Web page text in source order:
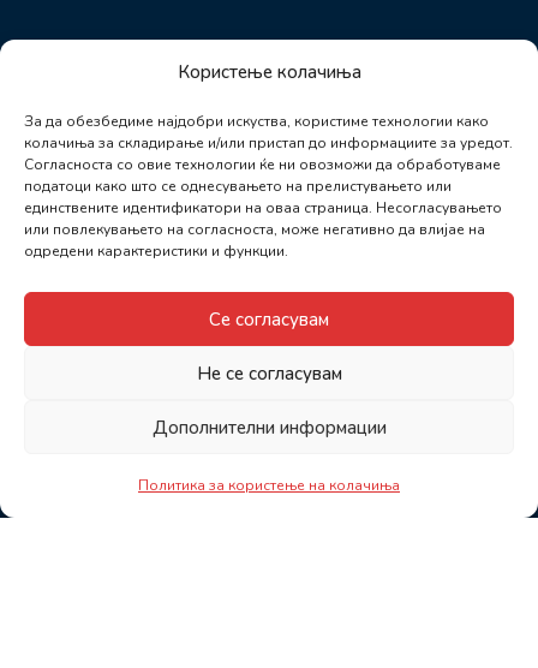
Користење колачиња
За да обезбедиме најдобри искуства, користиме технологии како
колачиња за складирање и/или пристап до информациите за уредот.
Согласноста со овие технологии ќе ни овозможи да обработуваме
податоци како што се однесувањето на прелистувањето или
единствените идентификатори на оваа страница. Несогласувањето
или повлекувањето на согласноста, може негативно да влијае на
одредени карактеристики и функции.
Се согласувам
Не се согласувам
Дополнителни информации
Политика за користење на колачиња